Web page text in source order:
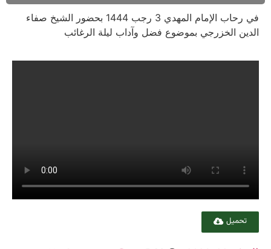
في رحاب الإمام المهدي 3 رجب 1444 بحضور الشیخ صفاء
الدین الخزرجي بموضوع فضل وآداب لیلة الرغائب
تحميل